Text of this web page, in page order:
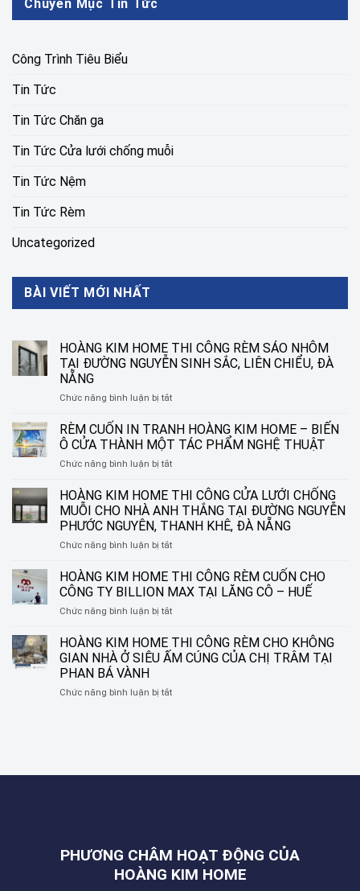
Chuyên Mục Tin Tức
Công Trình Tiêu Biểu
Tin Tức
Tin Tức Chăn ga
Tin Tức Cửa lưới chống muỗi
Tin Tức Nệm
Tin Tức Rèm
Uncategorized
BÀI VIẾT MỚI NHẤT
HOÀNG KIM HOME THI CÔNG RÈM SÁO NHÔM
TẠI ĐƯỜNG NGUYỄN SINH SẮC, LIÊN CHIỂU, ĐÀ
NẴNG
Chức năng bình luận bị tắtở
KIM
HOME
THI
CÔNG
SÁO
NHÔM
TẠI
NGUYỄN
SẮC,
LIÊN
ĐÀ
RÈM CUỐN IN TRANH HOÀNG KIM HOME – BIẾN
Ô CỬA THÀNH MỘT TÁC PHẨM NGHỆ THUẬT
Chức năng bình luận bị tắtở
CUỐN
IN
TRANH
HOÀNG
KIM
–
BIẾN
CỬA
MỘT
TÁC
THUẬT
HOÀNG KIM HOME THI CÔNG CỬA LƯỚI CHỐNG
MUỖI CHO NHÀ ANH THẮNG TẠI ĐƯỜNG NGUYỄN
PHƯỚC NGUYÊN, THANH KHÊ, ĐÀ NẴNG
Chức năng bình luận bị tắtở
KIM
HOME
THI
CÔNG
LƯỚI
CHỐNG
NHÀ
PHƯỚC
HOÀNG KIM HOME THI CÔNG RÈM CUỐN CHO
CÔNG TY BILLION MAX TẠI LĂNG CÔ – HUẾ
Chức năng bình luận bị tắtở
KIM
HOME
THI
RÈM
MAX
HOÀNG KIM HOME THI CÔNG RÈM CHO KHÔNG
GIAN NHÀ Ở SIÊU ẤM CÚNG CỦA CHỊ TRÂM TẠI
PHAN BÁ VÀNH
Chức năng bình luận bị tắtở
RÈM
SIÊU
ẤM
PHƯƠNG CHÂM HOẠT ĐỘNG CỦA
HOÀNG KIM HOME